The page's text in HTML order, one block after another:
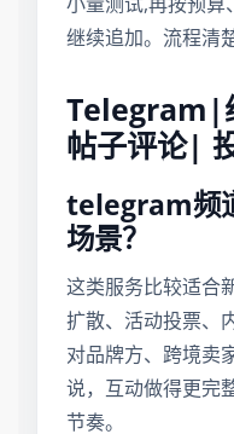
继续追加。流程清
Telegram|
帖子评论|
telegram频
场景？
这类服务比较适合
扩散、活动投票、
对品牌方、跨境卖
说，互动做得更完
节奏。